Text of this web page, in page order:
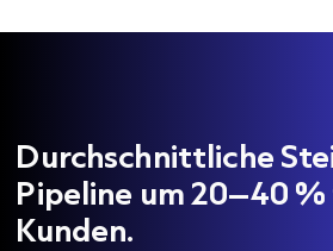
Durchschnittliche
Pipeline um 20–40
Kunden.